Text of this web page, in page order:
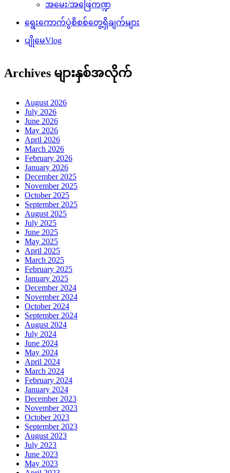
အမေး/အဖြေကဏ္ဍ
ရွေးကောက်ပွဲစိစစ်တွေ့ရှိချက်များ
ပျိုမေVlog
Archives များနှစ်အလိုက်
August 2026
July 2026
June 2026
May 2026
April 2026
March 2026
February 2026
January 2026
December 2025
November 2025
October 2025
September 2025
August 2025
July 2025
June 2025
May 2025
April 2025
March 2025
February 2025
January 2025
December 2024
November 2024
October 2024
September 2024
August 2024
July 2024
June 2024
May 2024
April 2024
March 2024
February 2024
January 2024
December 2023
November 2023
October 2023
September 2023
August 2023
July 2023
June 2023
May 2023